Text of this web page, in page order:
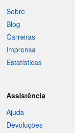
Sobre
Blog
Carreiras
Imprensa
Estatísticas
Assistência
Ajuda
Devoluções